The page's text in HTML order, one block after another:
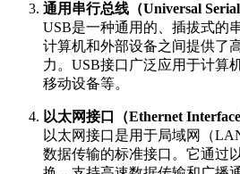
通用串行总线（Universal
USB是一种通用的、插拔式的
计算机和外部设备之间提供了
力。USB接口广泛应用于计算
移动设备等。
以太网接口（Ethernet Interface
以太网接口是用于局域网（
数据传输的标准接口。它通过